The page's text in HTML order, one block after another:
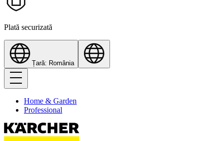
Plată securizată
Țară: România
Home & Garden
Professional